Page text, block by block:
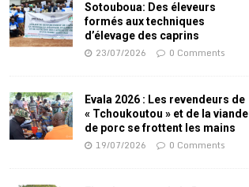
Sotouboua: Des éleveurs
formés aux techniques
d’élevage des caprins
23/07/2026 0 Comments
Evala 2026 : Les revendeurs de
« Tchoukoutou » et de la viande
de porc se frottent les mains
19/07/2026 0 Comments